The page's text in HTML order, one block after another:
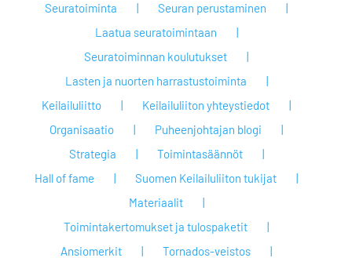
Seuratoiminta
Seuran perustaminen
Laatua seuratoimintaan
Seuratoiminnan koulutukset
Lasten ja nuorten harrastustoiminta
Keilailuliitto
Keilailuliiton yhteystiedot
Organisaatio
Puheenjohtajan blogi
Strategia
Toimintasäännöt
Hall of fame
Suomen Keilailuliiton tukijat
Materiaalit
Toimintakertomukset ja tulospaketit
Ansiomerkit
Tornados-veistos